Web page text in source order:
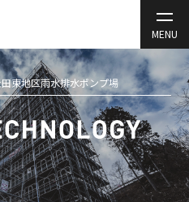
東地区雨水排水ポンプ場